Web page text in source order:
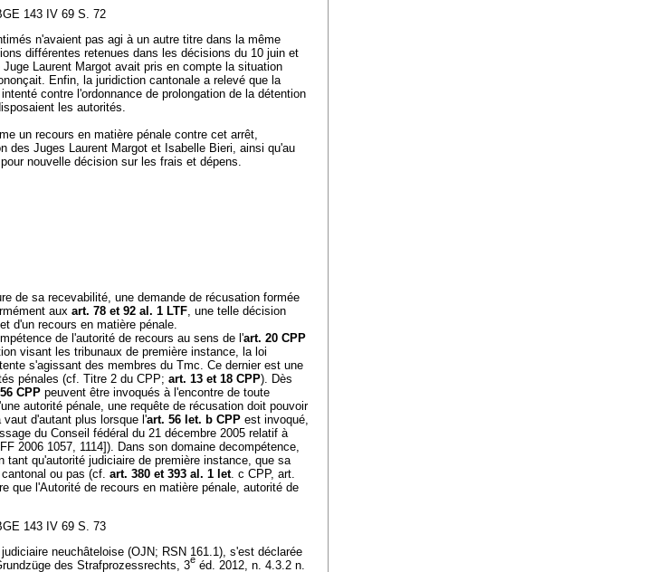
143 IV 69 S. 72
n'avaient pas agi à un autre titre dans la même
différentes retenues dans les décisions du 10 juin et
Laurent Margot avait pris en compte la situation
Enfin, la juridiction cantonale a relevé que la
contre l'ordonnance de prolongation de la détention
les autorités.
un recours en matière pénale contre cet arrêt,
des Juges Laurent Margot et Isabelle Bieri, ainsi qu'au
nouvelle décision sur les frais et dépens.
de sa recevabilité, une demande de récusation formée
aux art. 78 et 92 al. 1 LTF, une telle décision
d'un recours en matière pénale.
de l'autorité de recours au sens de l'art. 20 CPP
visant les tribunaux de première instance, la loi
s'agissant des membres du Tmc. Ce dernier est une
pénales (cf. Titre 2 du CPP; art. 13 et 18 CPP). Dès
CPP peuvent être invoqués à l'encontre de toute
autorité pénale, une requête de récusation doit pouvoir
d'autant plus lorsque l'art. 56 let. b CPP est invoqué,
du Conseil fédéral du 21 décembre 2005 relatif à
2006 1057, 1114]). Dans son domaine decompétence,
tant qu'autorité judiciaire de première instance, que sa
ou pas (cf. art. 380 et 393 al. 1 let. c CPP, art.
que l'Autorité de recours en matière pénale, autorité de
143 IV 69 S. 73
neuchâteloise (OJN; RSN 161.1), s'est déclarée
des Strafprozessrechts, 3e éd. 2012, n. 4.3.2 n.